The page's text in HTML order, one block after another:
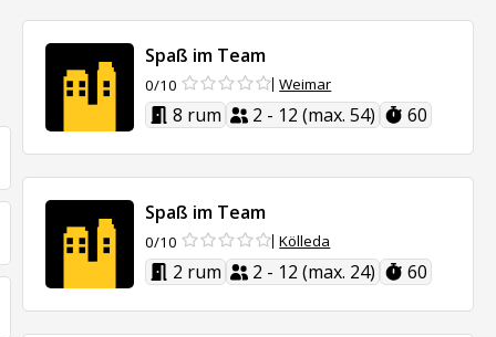
Spaß im Team
0/10 Weimar
8 rum 2 - 12 (max. 54) 60
Spaß im Team
0/10 Kölleda
2 rum 2 - 12 (max. 24) 60